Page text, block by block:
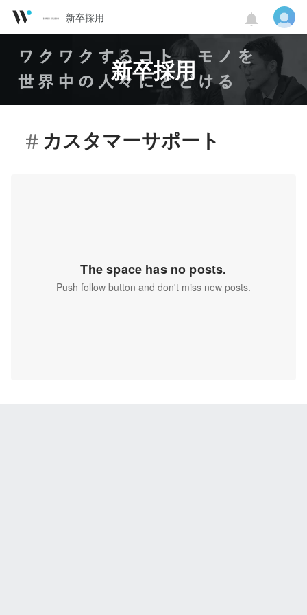
新卒採用
新卒採用
カスタマーサポート
The space has no posts.
Push follow button and don't miss new posts.